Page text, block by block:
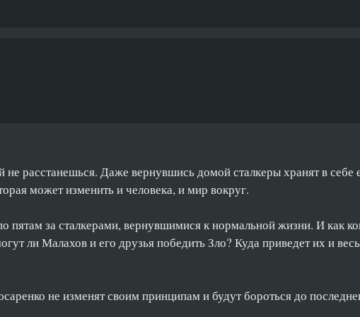
расстанешься. Даже вернувшись домой сталкеры хранят в себе
может изменить и человека, и мир вокруг.
за сталкерами, вернувшимися к нормальной жизни. И как
ли Малахов и его друзья победить Зло? Куда приведет их и
не изменят своим принципам и будут бороться до